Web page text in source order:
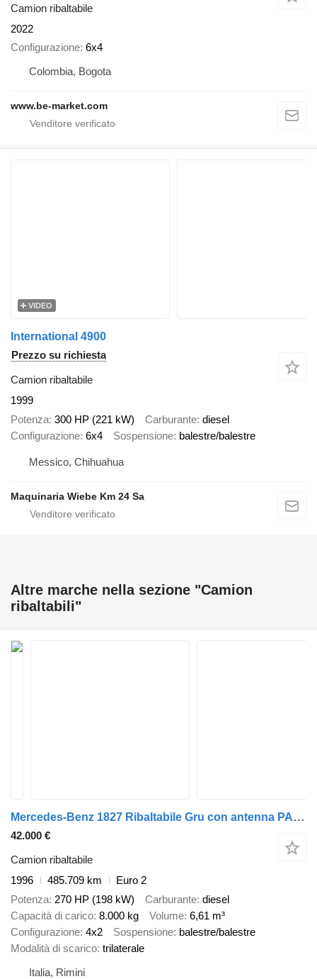
Camion ribaltabile
2022
Configurazione 6x4
Colombia, Bogota
www.be-market.com
VIDEO
International 4900
Prezzo su richiesta
Camion ribaltabile
1999
Potenza 300 HP (221 kW) Carburante diesel
Configurazione 6x4 Sospensione balestre/balestre
Messico, Chihuahua
Maquinaria Wiebe Km 24 Sa
Altre marche nella sezione "Camion
ribaltabili"
Mercedes-Benz 1827 Ribaltabile Gru con antenna PALFINGER
42.000 €
Camion ribaltabile
1996
485.709 km
Euro 2
Potenza 270 HP (198 kW) Carburante diesel
Capacità di carico 8.000 kg Volume 6,61 m³
Configurazione 4x2 Sospensione balestre/balestre
Modalità di scarico trilaterale
Italia, Rimini